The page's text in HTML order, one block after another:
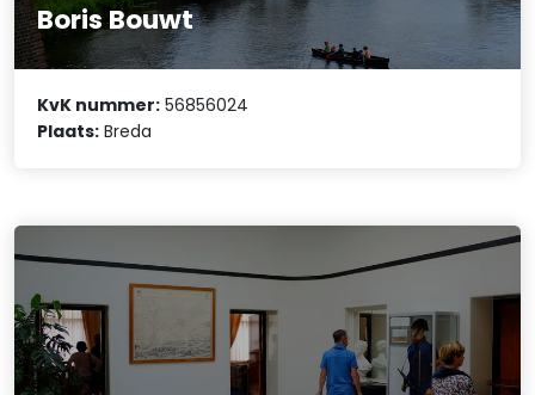
Boris Bouwt
KvK nummer: 56856024
Plaats: Breda